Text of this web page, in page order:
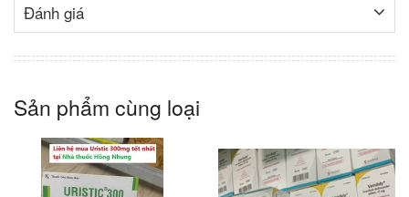
Đánh giá
Sản phẩm cùng loại